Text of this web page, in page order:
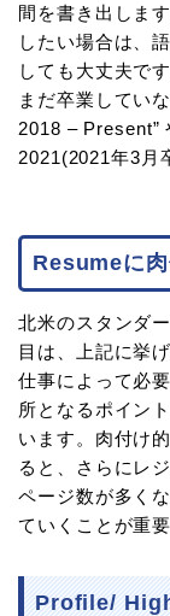
間を書き出しま
したい場合は、
しても大丈夫です
まだ卒業してい
2018 – Present”
2021(2021年3月
Resumeに
北米のスタンダ
目は、上記に挙
仕事によって必
所となるポイン
います。肉付け
ると、さらにレ
ページ数が多く
ていくことが重要
Profile/